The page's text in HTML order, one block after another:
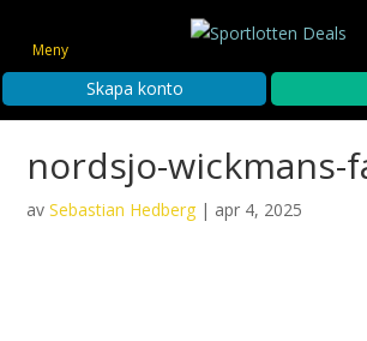
Meny
Skapa konto
nordsjo-wickmans-
avSebastian Hedberg | apr 4, 2025